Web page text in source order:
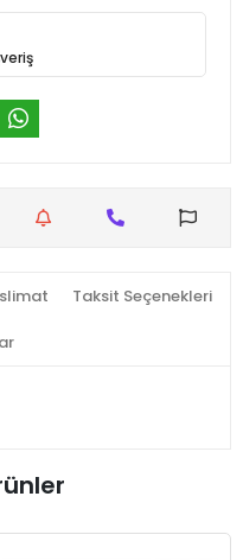
Taksit Seçenekleri